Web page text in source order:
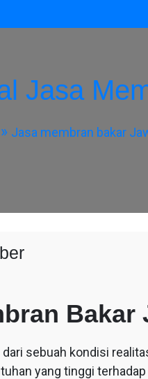
Jasa
Jasa membran bakar
Bakar
dari sebuah kondisi
yang tinggi